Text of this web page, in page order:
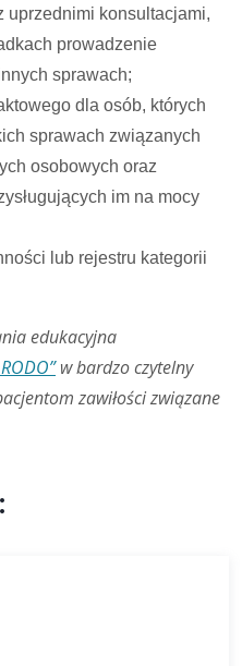
uprzednimi konsultacjami,
prowadzenie
sprawach;
dla osób, których
sprawach związanych
osobowych oraz
im na mocy
lub rejestru kategorii
edukacyjna
w bardzo czytelny
zawiłości związane